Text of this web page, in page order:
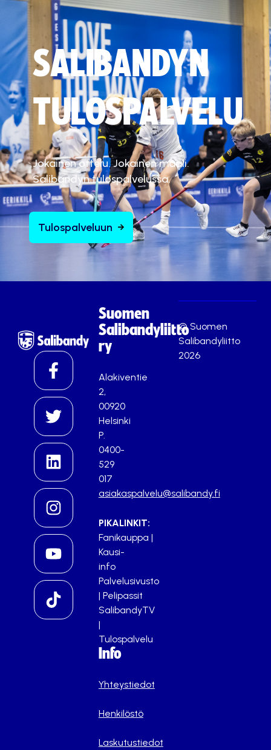
SALIBANDYN
TULOSPALVELU
Jokainen ottelu. Jokainen maali.
Salibandyn tulospalvelussa.
Tulospalveluun
Suomen
Salibandyliitto
ry
Alakiventie
2,
00920
Helsinki
P.
0400-
529
017
asiakaspalvelu@salibandy.fi
PIKALINKIT:
Fanikauppa |
Kausi-
info
Palvelusivusto
| Pelipassit
SalibandyTV
|
Tulospalvelu
Info
Yhteystiedot
Henkilöstö
Laskutustiedot
© Suomen
Salibandyliitto
2026